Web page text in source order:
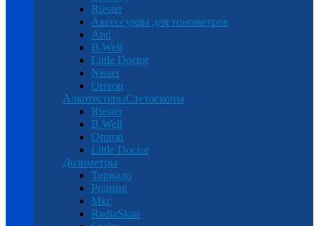
Riester
Аксессуары для тонометров
And
B.Well
Little Doctor
Nissei
Omron
АлкотестерыСтетоскопы
Riester
B.Well
Omron
Little Doctor
Дозиметры
Торнадо
Родник
Мкс
RadiaSkan